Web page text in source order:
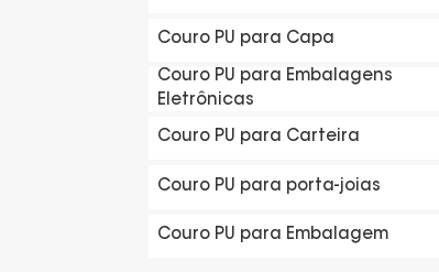
Couro PU para Capa
Couro PU para Embalagens
Eletrônicas
Couro PU para Carteira
Couro PU para porta-joias
Couro PU para Embalagem